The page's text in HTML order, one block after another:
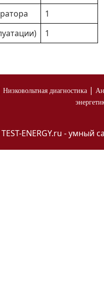
1
1
Низковольтная диагностика |
ENERGY.ru - умный